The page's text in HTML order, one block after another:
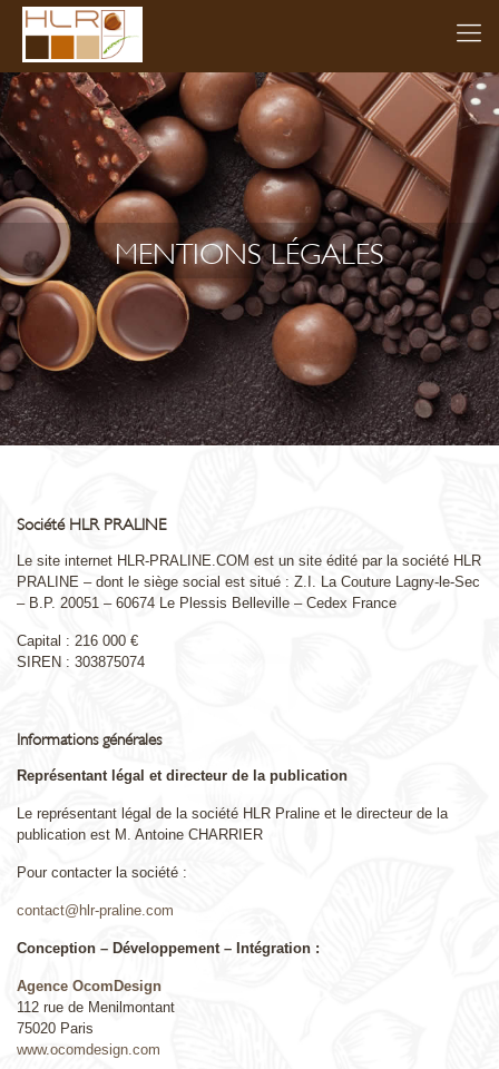
MENTIONS LÉGALES
Société HLR PRALINE
Le site internet HLR-PRALINE.COM est un site édité par la société HLR
PRALINE – dont le siège social est situé : Z.I. La Couture Lagny-le-Sec
– B.P. 20051 – 60674 Le Plessis Belleville – Cedex France
Capital : 216 000 €
SIREN : 303875074
Informations générales
Représentant légal et directeur de la publication
Le représentant légal de la société HLR Praline et le directeur de la
publication est M. Antoine CHARRIER
Pour contacter la société :
contact@hlr-praline.com
Conception – Développement – Intégration :
Agence OcomDesign
112 rue de Menilmontant
75020 Paris
www.ocomdesign.com